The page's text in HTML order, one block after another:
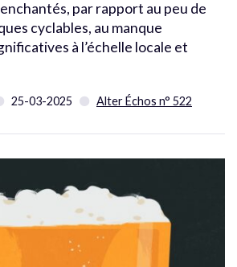
par rapport au peu de
cyclables, au manque
à l’échelle locale et
25-03-2025 Alter Échos n° 522